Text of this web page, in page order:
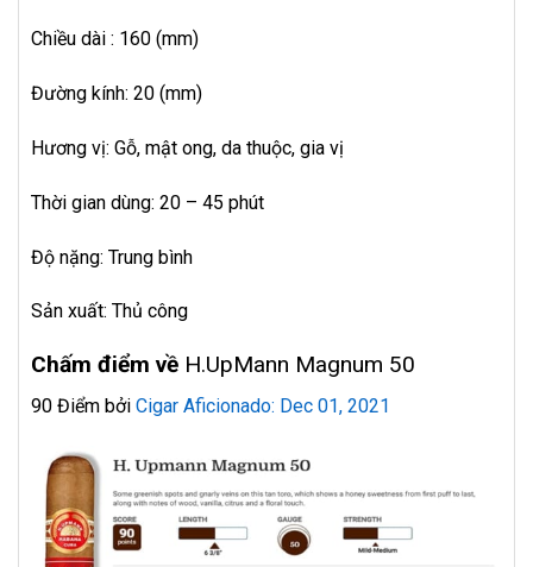
Chiều dài : 160 (mm)
Đường kính: 20 (mm)
Hương vị: Gỗ, mật ong, da thuộc, gia vị
Thời gian dùng: 20 – 45 phút
Độ nặng: Trung bình
Sản xuất: Thủ công
Chấm điểm về H.UpMann Magnum 50
90 Điểm bởi Cigar Aficionado: Dec 01, 2021